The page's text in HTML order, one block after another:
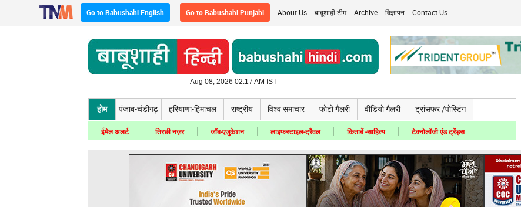
Go to Babushahi English Go to Babushahi Punjabi About Us बाबूशाही टीम Archive विज्ञापन Contact Us
Aug 08, 2026 02:17 AM IST
होम पंजाब-चंडीगढ़ हरियाणा-हिमाचल राष्ट्रीय विश्व समाचार फोटो गैलरी वीडियो गैलरी ट्रांसफर /पोस्टिंग
ईमेल अलर्ट तिरछी नज़र जॉब-एजुकेशन लाइफस्टाइल-ट्रैवल किताबें -साहित्य टेक्नोलॉजी एंड ट्रेंड्स